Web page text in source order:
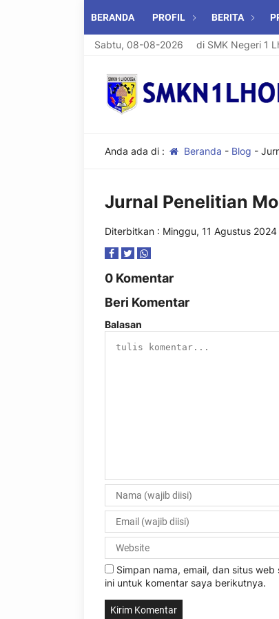
BERANDA PROFIL BERITA
Sabtu, 08-08-2026
Selamat Datang di SMK Negeri 1
Anda ada di : Beranda - Blog -
Jurnal Penelitian
Diterbitkan : Minggu, 11 Agustus 2024
0 Komentar
Beri Komentar
Balasan
Simpan nama, email, dan situs
ini untuk komentar saya berikutnya.